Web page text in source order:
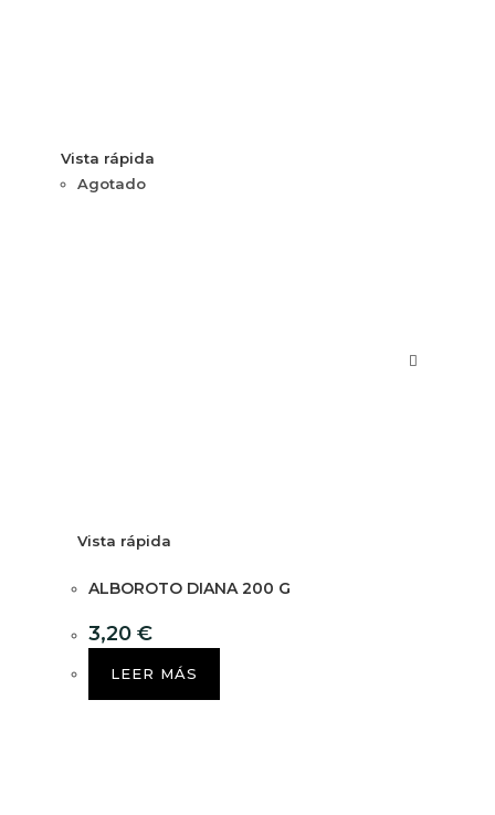
Vista rápida
Agotado
Vista rápida
ALBOROTO DIANA 200 G
3,20 €
LEER MÁS